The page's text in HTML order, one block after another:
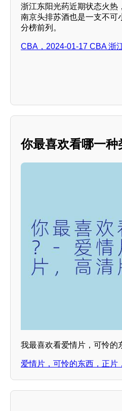
浙江东阳光药近期状态火热
南京头排苏酒也是一支不可
分榜前列。
CBA，2024-01-17 CBA 浙
你最喜欢看哪一种
我最喜欢看爱情片，可怜的
爱情片，可怜的东西，正片